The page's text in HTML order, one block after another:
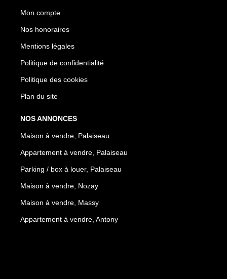
Mon compte
Nos honoraires
Mentions légales
Politique de confidentialité
Politique des cookies
Plan du site
NOS ANNONCES
Maison à vendre, Palaiseau
Appartement à vendre, Palaiseau
Parking / box à louer, Palaiseau
Maison à vendre, Nozay
Maison à vendre, Massy
Appartement à vendre, Antony